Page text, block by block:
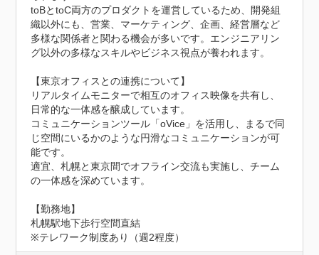
toBとtoC両方のプロダクトを運営しているため、開発組
織以外にも、営業、マーケティング、企画、経営層など
多様な関係者と関わる機会が多いです。エンジニアリン
グ以外の多様なスキルやビジネス視点が養われます。
【東京オフィスとの連携について】
リアルタイムモニターで相互のオフィス映像を共有し、
日常的な一体感を醸成しています。
コミュニケーションツール「oVice」を活用し、まるで同
じ空間にいるかのような円滑なコミュニケーションが可
能です。
適宜、札幌と東京間でオフライン交流も実施し、チーム
の一体感を深めています。
【勤務地】
札幌駅地下歩行空間直結
※テレワーク制度あり（週2程度）